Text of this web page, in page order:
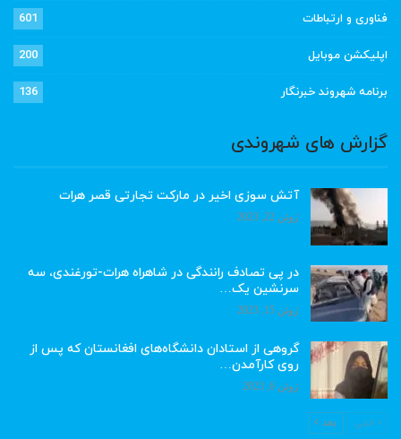
فناوری و ارتباطات 601
اپلیکشن موبایل 200
برنامه شهروند خبرنگار 136
گزارش های شهروندی
آتش سوزی اخیر در مارکت تجارتی قصر هرات
ژوئن 22, 2023
در پی تصادف رانندگی در شاهراه هرات-تورغندی، سه
سرنشین یک…
ژوئن 15, 2023
گروهی از استادان دانشگاه‌های افغانستان که پس از
روی کارآمدن…
ژوئن 6, 2023
قبلی بعد